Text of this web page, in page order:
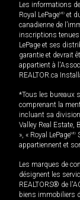
Les informations
Royal LePageMD et
canadienne de
inscriptions tenues
LePage et ses
garantie et devrait
appartient à
REALTOR.ca
*Tous les bureaux
comprenant la
incluant sa
Valley Real Estate,
», « Royal LePageMD
appartiennent et
Les marques de
désignent les
REALTORS® de
biens immobiliers